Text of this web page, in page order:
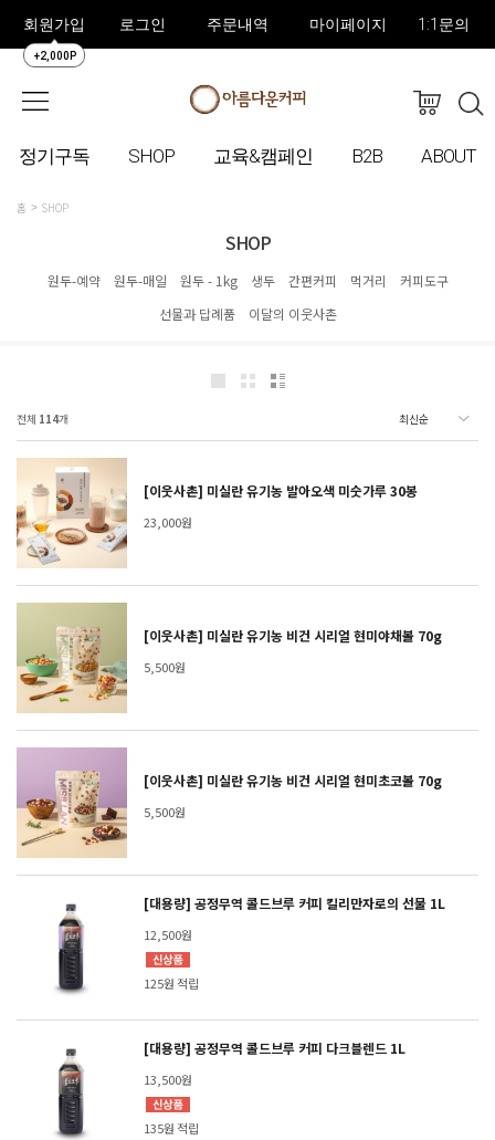
회원가입
+2,000P
로그인 주문내역 마이페이지 1:1문의
정기구독 SHOP 교육&캠페인 B2B ABOUT
홈 SHOP
SHOP
원두-예약 원두-매일 원두 - 1kg 생두 간편커피 먹거리
커피도구
선물과 답례품
이달의 이웃사촌
전체 114개
[이웃사촌] 미실란 유기농 발아오색 미숫가루 30봉
23,000원
[이웃사촌] 미실란 유기농 비건 시리얼 현미야채볼 70g
5,500원
[이웃사촌] 미실란 유기농 비건 시리얼 현미초코볼 70g
5,500원
[대용량] 공정무역 콜드브루 커피 킬리만자로의 선물 1L
12,500원
125원 적립
[대용량] 공정무역 콜드브루 커피 다크블렌드 1L
13,500원
135원 적립